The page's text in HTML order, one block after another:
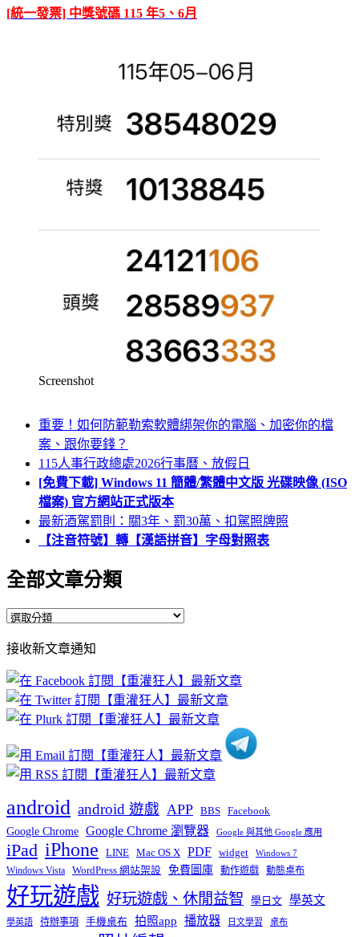
[統一發票] 中獎號碼 115 年5、6月
Screenshot
重要！如何防範勒索軟體綁架你的電腦、加密你的檔
案、跟你要錢？
115人事行政總處2026行事曆、放假日
[免費下載] Windows 11 簡體/繁體中文版 光碟映像 (ISO
檔案) 官方網站正式版本
最新酒駕罰則：關3年、罰30萬、扣駕照牌照
【注音符號】轉【漢語拼音】字母對照表
全部文章分類
全
文
章
分
類
接收新文章通知
android android 遊戲 APP BBS Facebook
Google Chrome Google Chrome 瀏覽器 Google 與其他 Google 應用
iPad iPhone LINE Mac OS X PDF widget Windows 7
Windows Vista WordPress 網站架設 免費圖庫 動作遊戲 動態桌布
好玩遊戲 好玩遊戲、休閒益智 學日文 學英文
學英語 待辦事項 手機桌布 拍照app 播放器 日文學習 桌布